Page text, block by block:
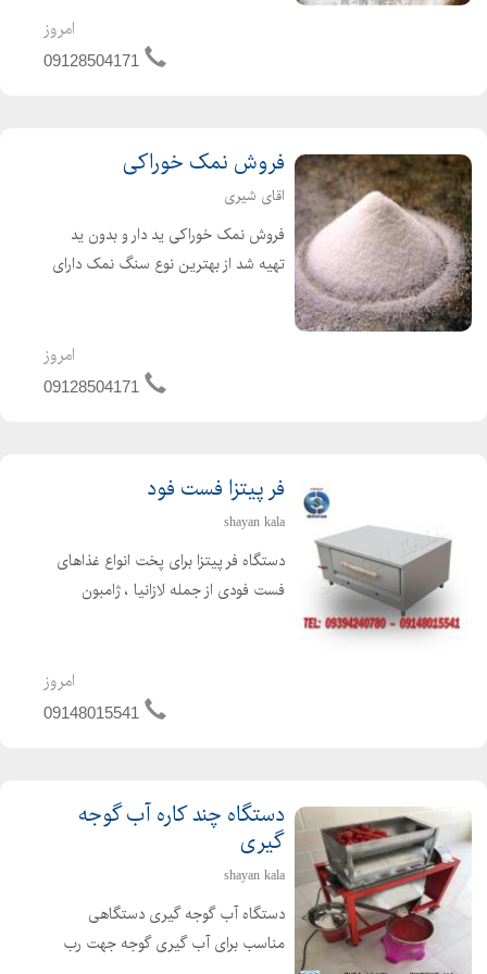
امروز
09128504171
فروش نمک خوراکی
اقای شیری
فروش نمک خوراکی ید دار و بدون ید
تهیه شد از بهترین نوع سنگ نمک دارای
امروز
09128504171
فر پیتزا فست فود
shayan kala
دستگاه فر پیتزا برای پخت انواع غذاهای
فست فودی از جمله لازانیا ، ژامبون
انواع مختلف صندوقی ، ریلی ، آجری ،امروز
09148015541
دستگاه چند کاره آب گوجه
گیری
shayan kala
دستگاه آب گوجه گیری دستگاهی
مناسب برای آب گیری گوجه جهت رب